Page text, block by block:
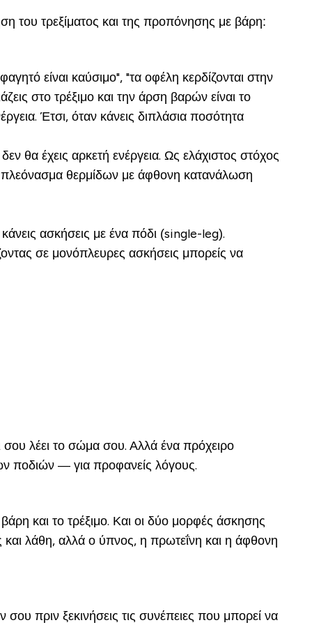
του τρεξίματος και της προπόνησης με βάρη:
είναι καύσιμο", "τα οφέλη κερδίζονται στην
στο τρέξιμο και την άρση βαρών είναι το
Έτσι, όταν κάνεις διπλάσια ποσότητα
θα έχεις αρκετή ενέργεια. Ως ελάχιστος στόχος
πλεόνασμα θερμίδων με άφθονη κατανάλωση
ασκήσεις με ένα πόδι (single-leg).
σε μονόπλευρες ασκήσεις μπορείς να
σου λέει το σώμα σου. Αλλά ένα πρόχειρο
ποδιών — για προφανείς λόγους.
και το τρέξιμο. Και οι δύο μορφές άσκησης
λάθη, αλλά ο ύπνος, η πρωτεΐνη και η άφθονη
πριν ξεκινήσεις τις συνέπειες που μπορεί να